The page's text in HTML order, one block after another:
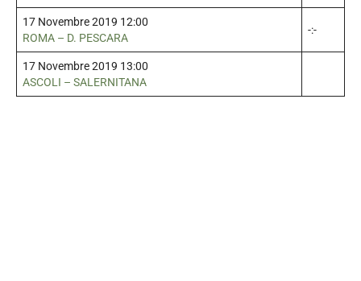
17 Novembre 2019 12:00
ROMA – D. PESCARA
-:-
17 Novembre 2019 13:00
ASCOLI – SALERNITANA